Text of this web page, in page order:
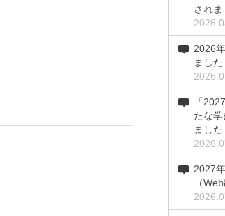
されま
2026
ました
「
たな
ました
2027
（